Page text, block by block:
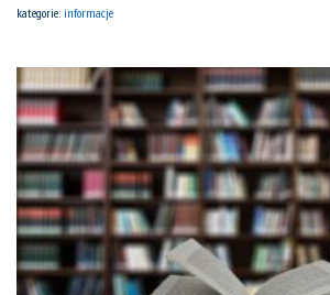
kategorie: informacje